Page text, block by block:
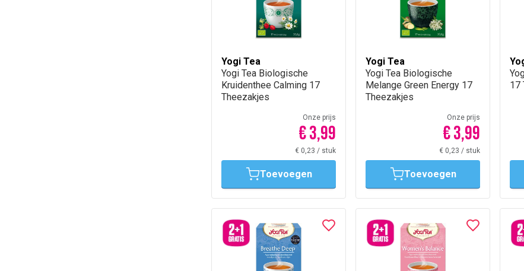
Yogi Tea
Yogi Tea Biologische
Kruidenthee Calming 17
Theezakjes
Onze prijs
€ 3,99
€ 0,23 / stuk
Toevoegen
Yogi Tea
Yogi Tea Biologische
Melange Green Energy 17
Theezakjes
Onze prijs
€ 3,99
€ 0,23 / stuk
Toevoegen
17